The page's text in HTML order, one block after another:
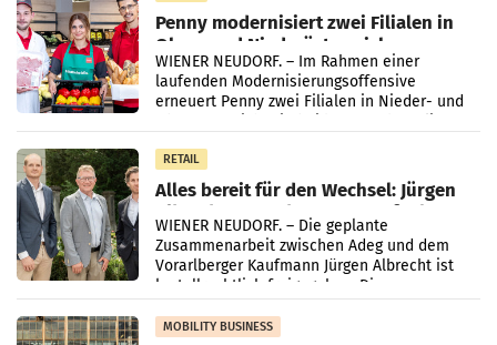
Penny modernisiert zwei Filialen in
Ober- und Niederösterreich
WIENER NEUDORF. – Im Rahmen einer
laufenden Modernisierungsoffensive
erneuert Penny zwei Filialen in Nieder- und
RETAIL
Alles bereit für den Wechsel: Jürgen
Albrecht setzt ab 1.1.2027 auf Adeg
WIENER NEUDORF. – Die geplante
Zusammenarbeit zwischen Adeg und dem
Vorarlberger Kaufmann Jürgen Albrecht ist
kartellrechtlich freigegeben: Die
Bundeswettbewerbsbehörde und der
Bundeskartellanwalt
MOBILITY BUSINESS